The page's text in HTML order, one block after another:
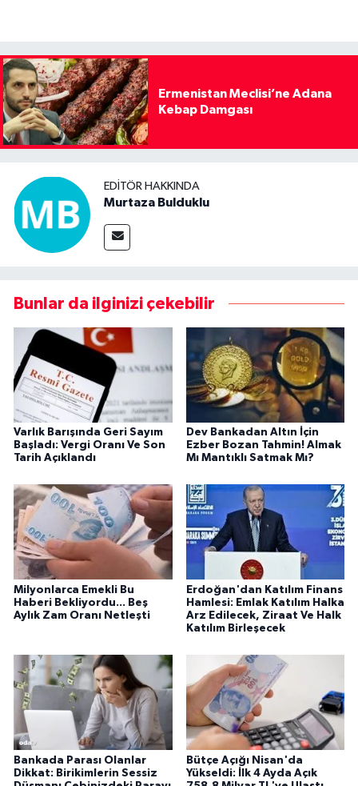
Ermenistan Meclisi’ne Adana
Kebap Damgası
EDITÖR HAKKINDA
Murtaza Bulduklu
Bunlar da ilginizi çekebilir
Varlık Barışında Geri Sayım
Başladı: Vergi Oranı Ve Son
Tarih Açıklandı
Dev Bankadan Altın İçin
Ezber Bozan Tahmin! Almak
Mı Mantıklı Satmak Mı?
Milyonlarca Emekli Bu
Haberi Bekliyordu... Beş
Aylık Zam Oranı Netleşti
Erdoğan'dan Katılım Finans
Hamlesi: Emlak Katılım Halka
Arz Edilecek, Ziraat Ve Halk
Katılım Birleşecek
Bankada Parası Olanlar
Dikkat: Birikimlerin Sessiz
Bütçe Açığı Nisan'da
Yükseldi: İlk 4 Ayda Açık